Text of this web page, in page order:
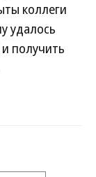
коллеги
удалось
получить